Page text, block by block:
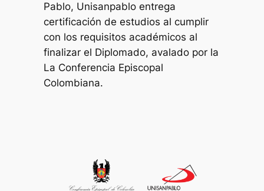
Pablo, Unisanpablo entrega
certificación de estudios al cumplir
con los requisitos académicos al
finalizar el Diplomado, avalado por la
La Conferencia Episcopal
Colombiana.